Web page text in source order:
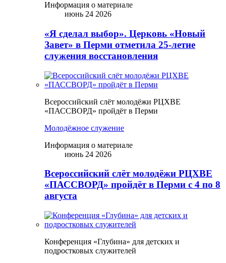
Информация о материале
июнь 24 2026
«Я сделал выбор». Церковь «Новый
Завет» в Перми отметила 25-летие
служения восстановления
Всероссийский слёт молодёжи РЦХВЕ
«ПАССВОРД» пройдёт в Перми
Молодёжное служение
Информация о материале
июнь 24 2026
Всероссийский слёт молодёжи РЦХВЕ
«ПАССВОРД» пройдёт в Перми с 4 по 8
августа
Конференция «Глубина» для детских и
подростковых служителей